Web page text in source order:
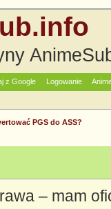
z Google Logowanie
PGS do ASS?
– mam